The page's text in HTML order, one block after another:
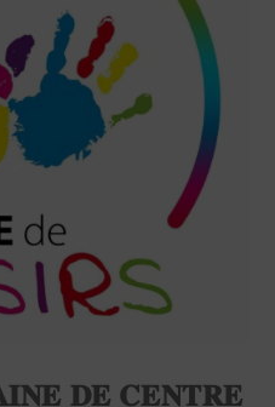
𝐃𝐄 𝐂𝐄𝐍𝐓𝐑𝐄